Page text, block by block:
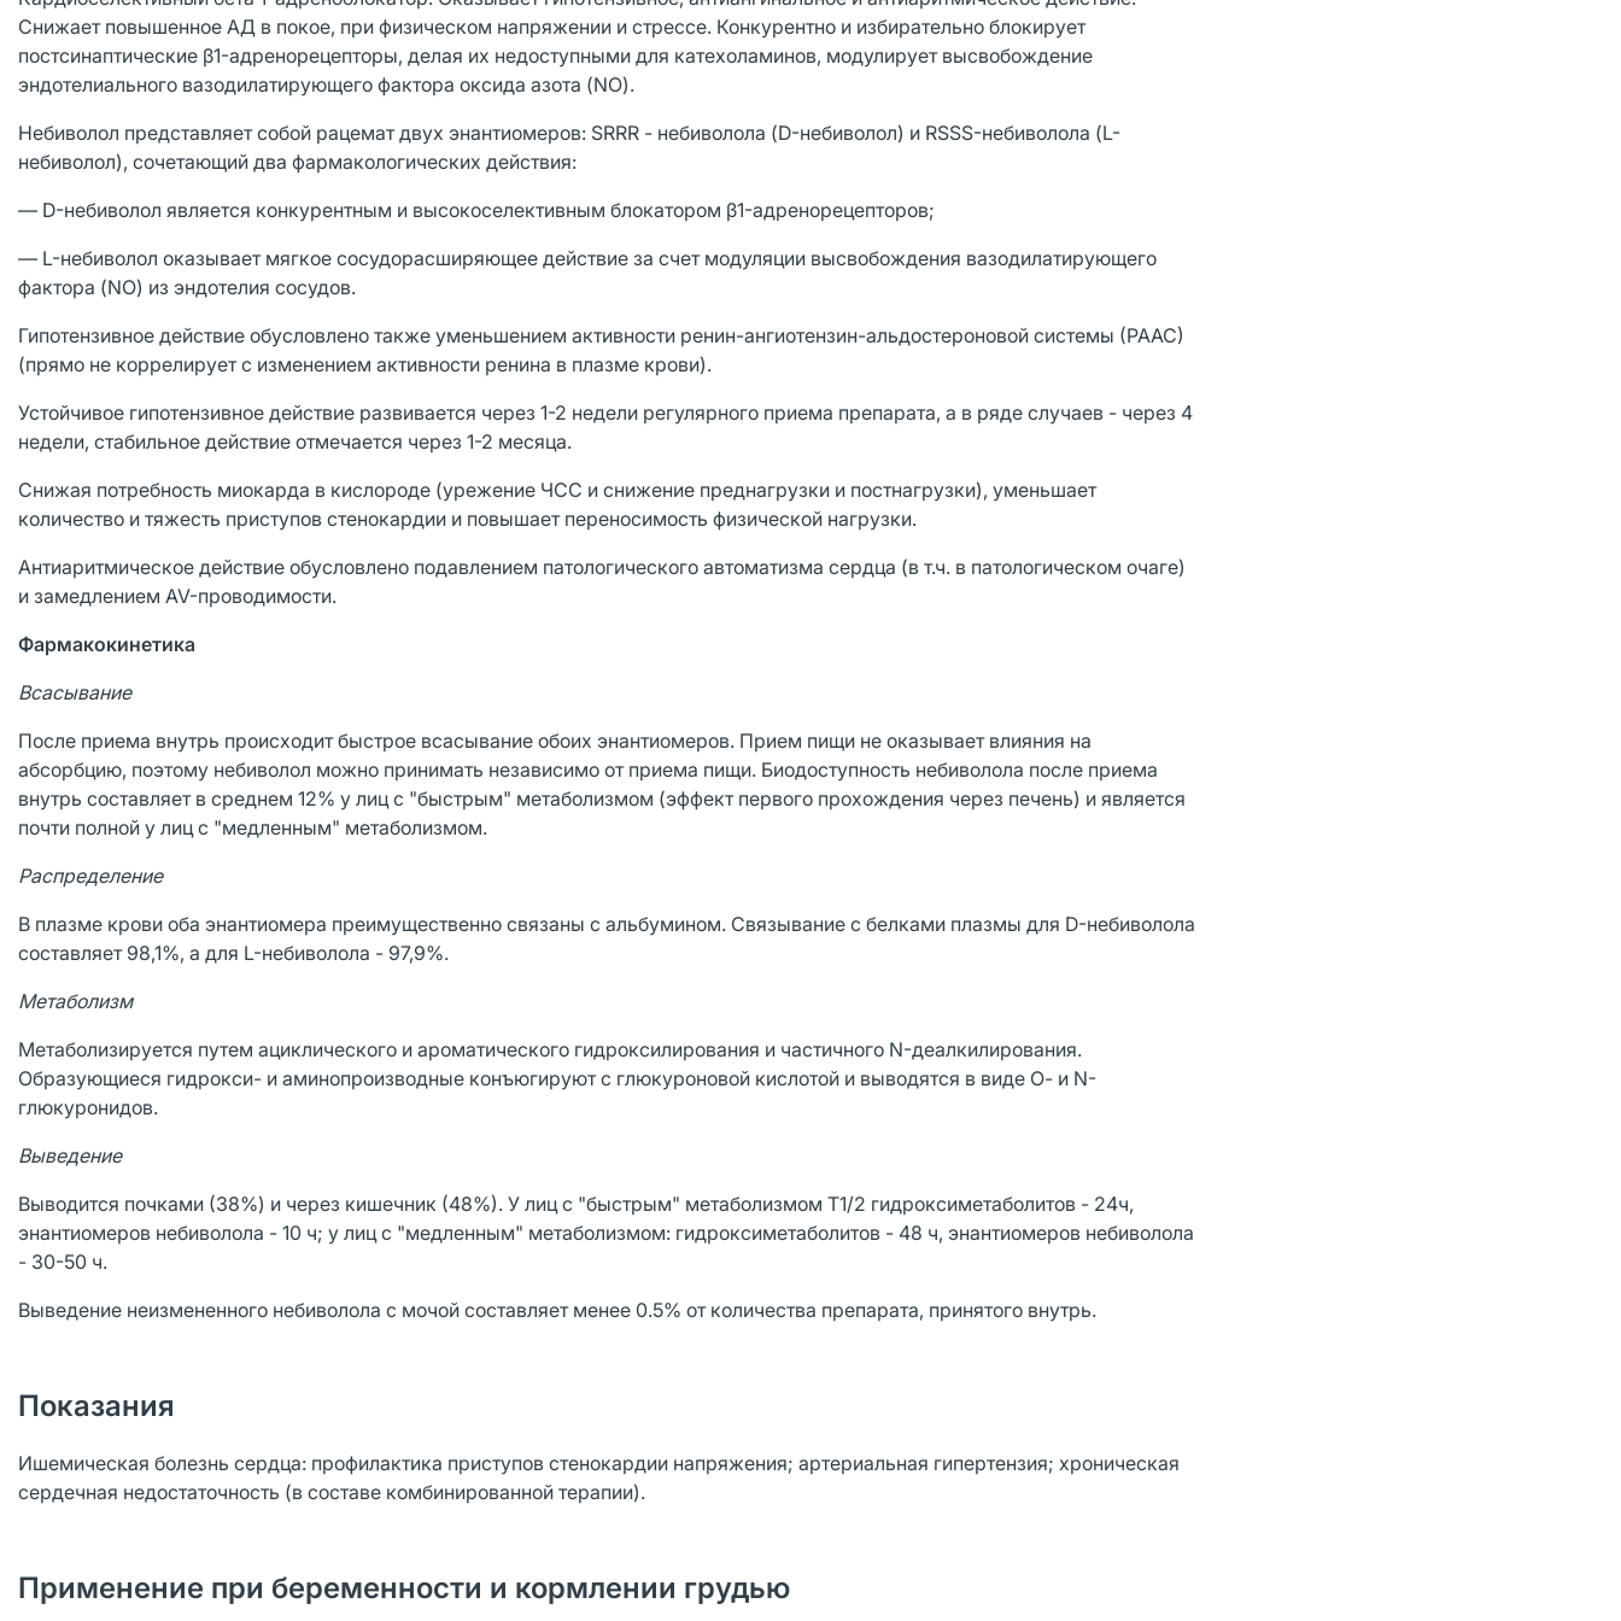
Снижает повышенное АД в покое, при физическом напряжении и стрессе. Конкурентно и избирательно блокирует
постсинаптические β1-адренорецепторы, делая их недоступными для катехоламинов, модулирует высвобождение
эндотелиального вазодилатирующего фактора оксида азота (NO).
Небиволол представляет собой рацемат двух энантиомеров: SRRR - небиволола (D-небиволол) и RSSS-небиволола (L-
небиволол), сочетающий два фармакологических действия:
— D-небиволол является конкурентным и высокоселективным блокатором β1-адренорецепторов;
— L-небиволол оказывает мягкое сосудорасширяющее действие за счет модуляции высвобождения вазодилатирующего
фактора (NO) из эндотелия сосудов.
Гипотензивное действие обусловлено также уменьшением активности ренин-ангиотензин-альдостероновой системы (РААС)
(прямо не коррелирует с изменением активности ренина в плазме крови).
Устойчивое гипотензивное действие развивается через 1-2 недели регулярного приема препарата, а в ряде случаев - через 4
недели, стабильное действие отмечается через 1-2 месяца.
Снижая потребность миокарда в кислороде (урежение ЧСС и снижение преднагрузки и постнагрузки), уменьшает
количество и тяжесть приступов стенокардии и повышает переносимость физической нагрузки.
Антиаритмическое действие обусловлено подавлением патологического автоматизма сердца (в т.ч. в патологическом очаге)
и замедлением AV-проводимости.
Фармакокинетика
Всасывание
После приема внутрь происходит быстрое всасывание обоих энантиомеров. Прием пищи не оказывает влияния на
абсорбцию, поэтому небиволол можно принимать независимо от приема пищи. Биодоступность небиволола после приема
внутрь составляет в среднем 12% у лиц с "быстрым" метаболизмом (эффект первого прохождения через печень) и является
почти полной у лиц с "медленным" метаболизмом.
Распределение
В плазме крови оба энантиомера преимущественно связаны с альбумином. Связывание с белками плазмы для D-небиволола
составляет 98,1%, а для L-небиволола - 97,9%.
Метаболизм
Метаболизируется путем ациклического и ароматического гидроксилирования и частичного N-деалкилирования.
Образующиеся гидрокси- и аминопроизводные конъюгируют с глюкуроновой кислотой и выводятся в виде О- и N-
глюкуронидов.
Выведение
Выводится почками (38%) и через кишечник (48%). У лиц с "быстрым" метаболизмом T1/2 гидроксиметаболитов - 24ч,
энантиомеров небиволола - 10 ч; у лиц с "медленным" метаболизмом: гидроксиметаболитов - 48 ч, энантиомеров небиволола
- 30-50 ч.
Выведение неизмененного небиволола с мочой составляет менее 0.5% от количества препарата, принятого внутрь.
Показания
Ишемическая болезнь сердца: профилактика приступов стенокардии напряжения; артериальная гипертензия; хроническая
сердечная недостаточность (в составе комбинированной терапии).
Применение при беременности и кормлении грудью